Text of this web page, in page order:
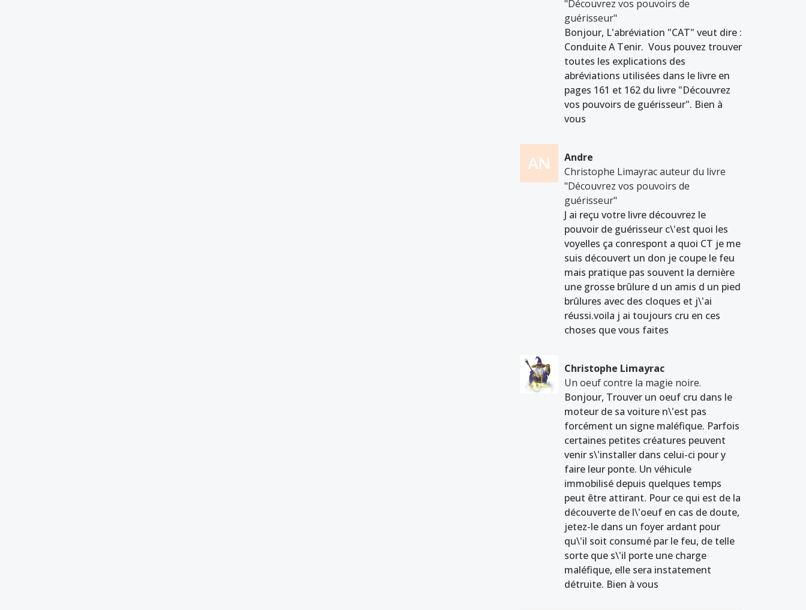
"Découvrez vos pouvoirs de
guérisseur"
Bonjour, L'abréviation "CAT" veut dire :
Conduite A Tenir. Vous pouvez trouver
toutes les explications des
abréviations utilisées dans le livre en
pages 161 et 162 du livre "Découvrez
vos pouvoirs de guérisseur". Bien à
vous
Andre
Christophe Limayrac auteur du livre
"Découvrez vos pouvoirs de
guérisseur"
J ai reçu votre livre découvrez le
pouvoir de guérisseur c\'est quoi les
voyelles ça conrespont a quoi CT je me
suis découvert un don je coupe le feu
mais pratique pas souvent la dernière
une grosse brûlure d un amis d un pied
brûlures avec des cloques et j\'ai
réussi.voila j ai toujours cru en ces
choses que vous faites
Christophe Limayrac
Un oeuf contre la magie noire.
Bonjour, Trouver un oeuf cru dans le
moteur de sa voiture n\'est pas
forcément un signe maléfique. Parfois
certaines petites créatures peuvent
venir s\'installer dans celui-ci pour y
faire leur ponte. Un véhicule
immobilisé depuis quelques temps
peut être attirant. Pour ce qui est de la
découverte de l\'oeuf en cas de doute,
jetez-le dans un foyer ardant pour
qu\'il soit consumé par le feu, de telle
sorte que s\'il porte une charge
maléfique, elle sera instatement
détruite. Bien à vous